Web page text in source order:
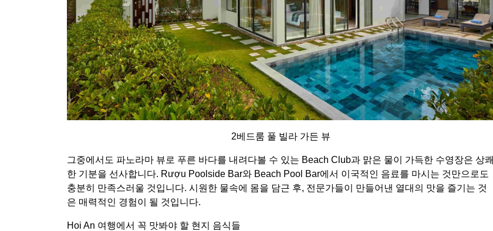
2베드룸 풀 빌라 가든 뷰
그중에서도 파노라마 뷰로 푸른 바다를 내려다볼 수 있는 Beach Club과 맑은 물이 가득한 수영장은 상쾌
한 기분을 선사합니다. Rượu Poolside Bar와 Beach Pool Bar에서 이국적인 음료를 마시는 것만으로도
충분히 만족스러울 것입니다. 시원한 물속에 몸을 담근 후, 전문가들이 만들어낸 열대의 맛을 즐기는 것
은 매력적인 경험이 될 것입니다.
Hoi An 여행에서 꼭 맛봐야 할 현지 음식들